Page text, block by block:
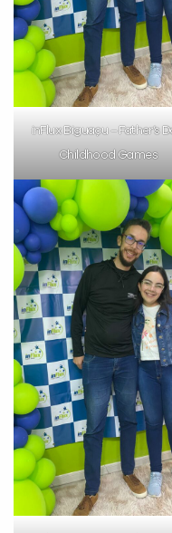
inFlux Biguaçu – Father’s
Childhood Games